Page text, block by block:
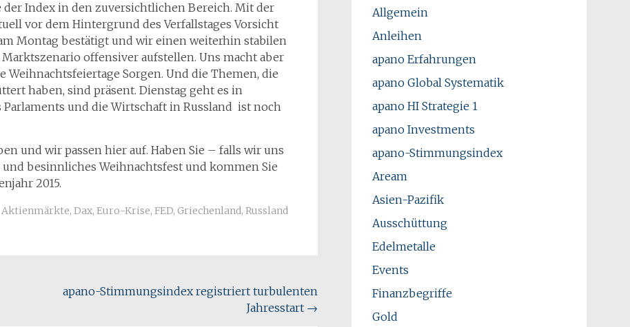
Index in den zuversichtlichen Bereich. Mit der
vor dem Hintergrund des Verfallstages Vorsicht
Montag bestätigt und wir einen weiterhin stabilen
offensiver aufstellen. Uns macht aber
Sorgen. Und die Themen, die
haben, sind präsent. Dienstag geht es in
und die Wirtschaft in Russland ist noch
und wir passen hier auf. Haben Sie – falls wir uns
besinnliches Weihnachtsfest und kommen Sie
2015.
Aktienmärkte, Dax, Euro-Krise, FED, Griechenland, Russland
apano-Stimmungsindex registriert turbulenten
Jahresstart →
Allgemein
Anleihen
apano Erfahrungen
apano Global Systematik
apano HI Strategie 1
apano Investments
apano-Stimmungsindex
Aream
Asien-Pazifik
Ausschüttung
Edelmetalle
Events
Finanzbegriffe
Gold